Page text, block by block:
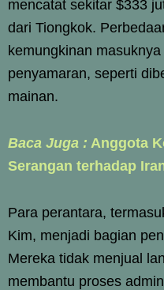
mencatat sekitar $333
dari Tiongkok.
kemungkinan
penyamaran, seperti
mainan.
Baca Juga : Anggota
Serangan terhadap
Para perantara,
Kim, menjadi bagian
Mereka tidak menjual
membantu proses